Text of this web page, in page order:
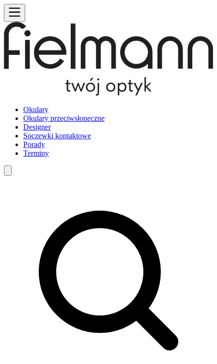
Okulary
Okulary przeciwsłoneczne
Designer
Soczewki kontaktowe
Porady
Terminy